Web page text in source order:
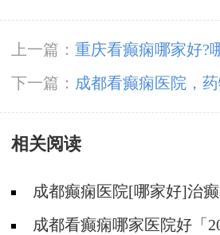
上一篇： 重庆看癫痫哪家好?
痫疾病的出现呢?
下一篇： 成都看癫痫医院，
考虑哪些问题呢?
相关阅读
成都癫痫医院[哪家好]治
成都看癫痫哪家医院好「